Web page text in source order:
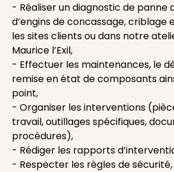
- Réaliser un diagnostic de panne
d’engins de concassage, criblage
les sites clients ou dans notre
Maurice l’Exil,
- Effectuer les maintenances, le
remise en état de composants
point,
- Organiser les interventions
travail, outillages spécifiques,
procédures),
- Rédiger les rapports
- Respecter les règles de sécurité,